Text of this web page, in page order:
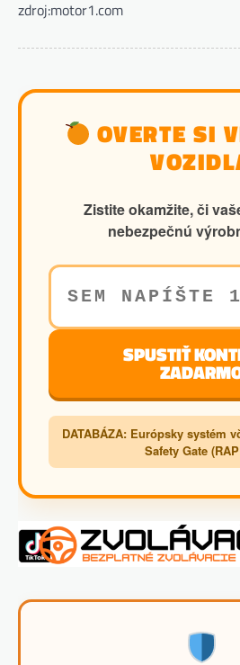
zdroj:motor1.com
OVERTE SI
Zistite okamžite, či
nebezpečnú
SPUSTIŤ
DATABÁZA: Európsky systém
Safety Gate